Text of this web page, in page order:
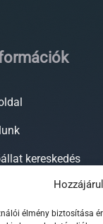
élmény biztosítása
kereskedés
/